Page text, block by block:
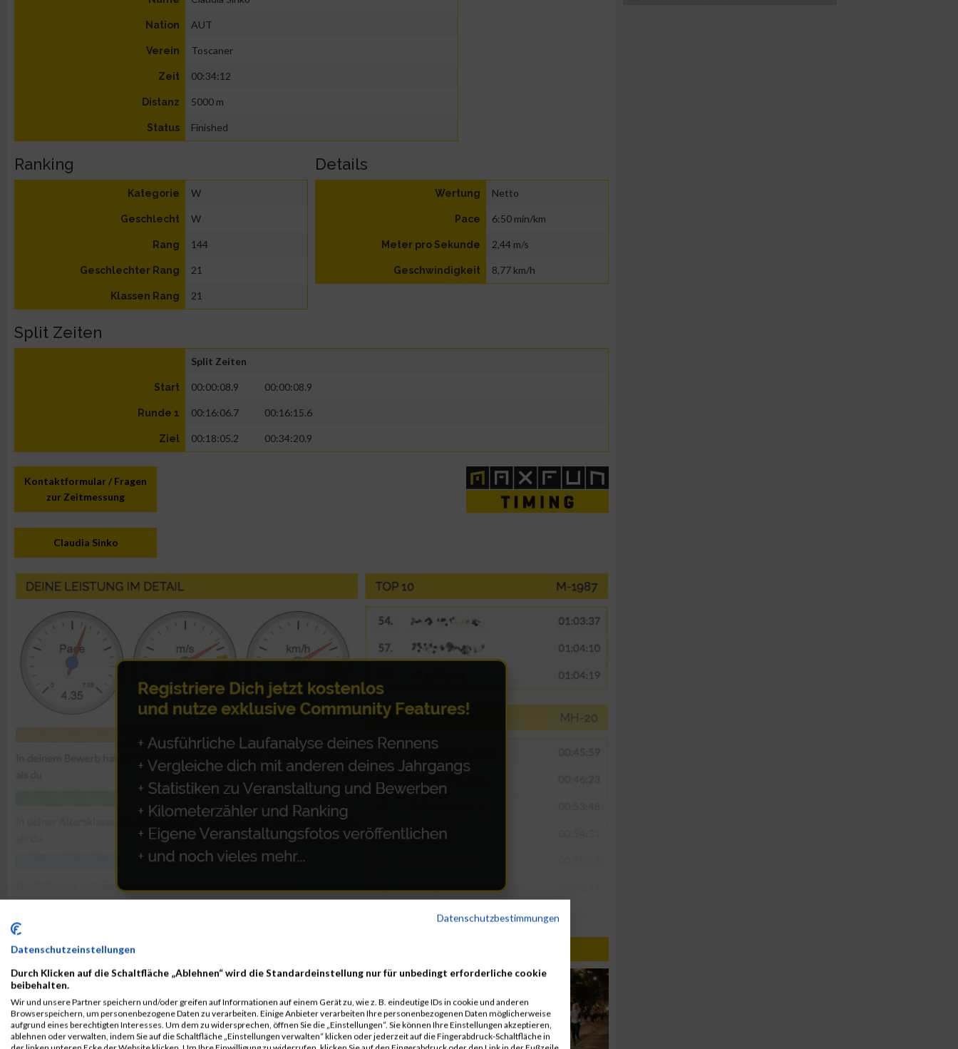
Nation AUT
Verein Toscaner
Zeit 00:34:12
Distanz 5000 m
Status Finished
Ranking
Kategorie W
Geschlecht W
Rang 144
Geschlechter Rang 21
Klassen Rang 21
Details
Wertung Netto
Pace 6:50 min/km
Meter pro Sekunde 2,44 m/s
Geschwindigkeit 8,77 km/h
Split Zeiten
Split Zeiten
Start 00:00:08.9 00:00:08.9
Runde 1 00:16:06.7 00:16:15.6
Ziel 00:18:05.2 00:34:20.9
Kontaktformular / Fragen
zur Zeitmessung
Claudia Sinko
ALBUM VIENNA NIGHT RUN 2019 / 25.09.2019
Datenschutzbestimmungen
Datenschutzeinstellungen
Durch Klicken auf die Schaltfläche „Ablehnen“ wird die Standardeinstellung nur für unbedingt erforderliche cookie
beibehalten.
Wir und unsere Partner speichern und/oder greifen auf Informationen auf einem Gerät zu, wie z. B. eindeutige IDs in cookie und anderen
Browserspeichern, um personenbezogene Daten zu verarbeiten. Einige Anbieter verarbeiten Ihre personenbezogenen Daten möglicherweise
aufgrund eines berechtigten Interesses. Um dem zu widersprechen, öffnen Sie die „Einstellungen“. Sie können Ihre Einstellungen akzeptieren,
ablehnen oder verwalten, indem Sie auf die Schaltfläche „Einstellungen verwalten“ klicken oder jederzeit auf die Fingerabdruck-Schaltfläche in